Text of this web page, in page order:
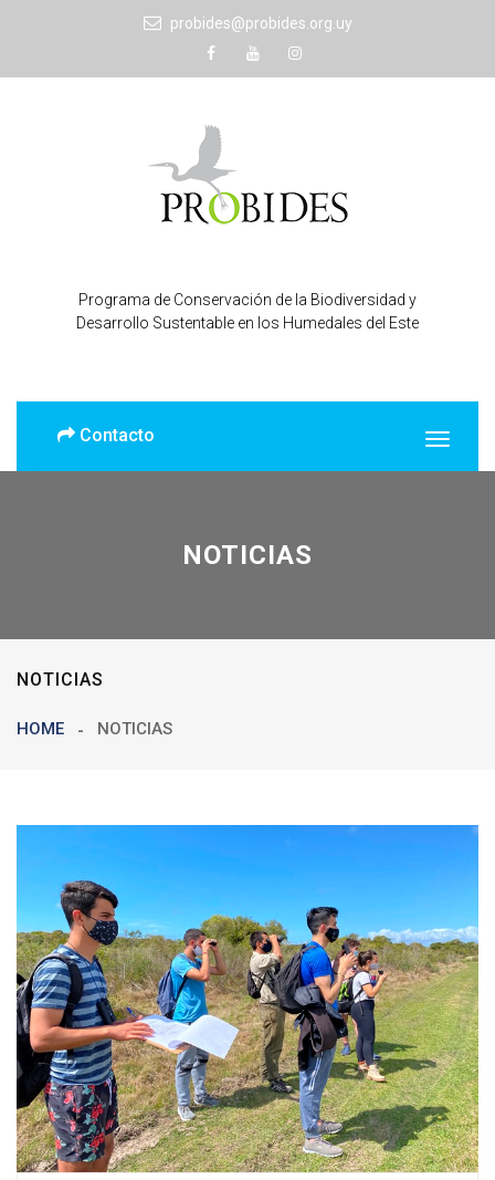
probides@probides.org.uy
Programa de Conservación de la Biodiversidad y
Desarrollo Sustentable en los Humedales del Este
Contacto
NOTICIAS
NOTICIAS
HOME NOTICIAS